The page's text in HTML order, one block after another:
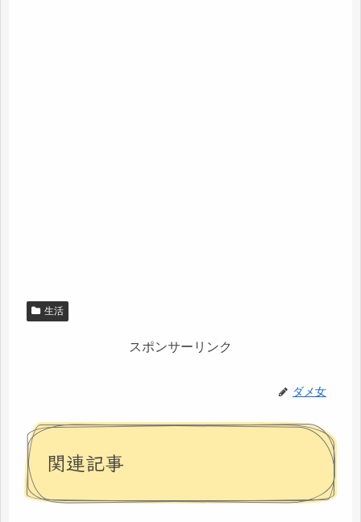
生活
スポンサーリンク
ダメ女
関連記事